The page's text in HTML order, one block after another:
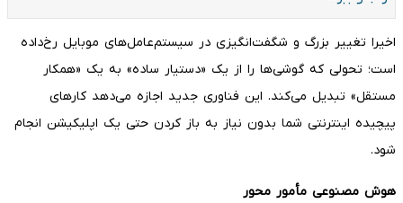
اخیرا تغییر بزرگ و شگفت‌انگیزی در سیستم‌عامل‌های موبایل رخ‌داده
است؛ تحولی که گوشی‌ها را از یک «دستیار ساده» به یک «همکار
مستقل» تبدیل می‌کند. این فناوری جدید اجازه می‌دهد کارهای
پیچیده اینترنتی شما بدون نیاز به باز کردن حتی یک اپلیکیشن انجام
شود.
هوش مصنوعی مأمور محور